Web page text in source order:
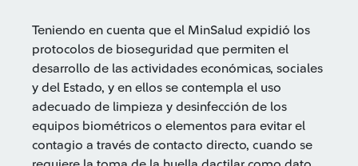
Teniendo en cuenta que el MinSalud expidió los
protocolos de bioseguridad que permiten el
desarrollo de las actividades económicas, sociales
y del Estado, y en ellos se contempla el uso
adecuado de limpieza y desinfección de los
equipos biométricos o elementos para evitar el
contagio a través de contacto directo, cuando se